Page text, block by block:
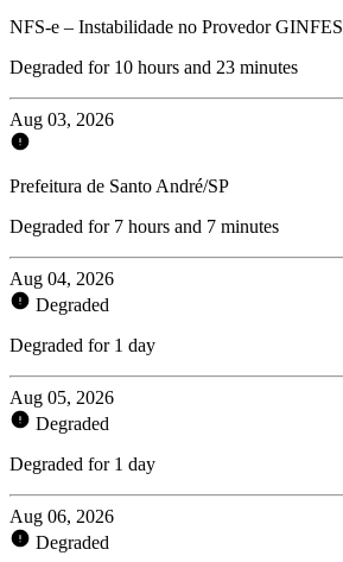
NFS-e – Instabilidade no Provedor GINFES
Degraded for 10 hours and 23 minutes
Aug 03, 2026
Prefeitura de Santo André/SP
Degraded for 7 hours and 7 minutes
Aug 04, 2026
Degraded
Degraded for 1 day
Aug 05, 2026
Degraded
Degraded for 1 day
Aug 06, 2026
Degraded